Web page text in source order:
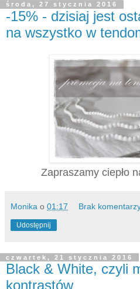
środa, 27 stycznia 2016
-15% - dzisiaj jest
na wszystko w
Zapraszamy ciepło
Monika o 01:17 Brak
Udostępnij
czwartek, 21 stycznia 2016
Black & White, czyli
kontrastów